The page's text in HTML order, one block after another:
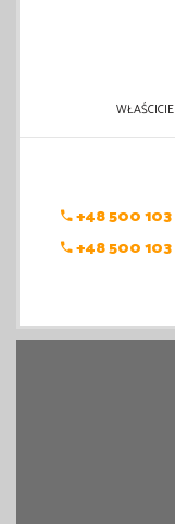
+48 500 103
+48 500 103